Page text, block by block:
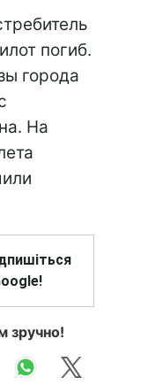
погиб.
города
На
зручно!